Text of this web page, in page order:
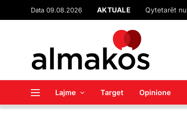
Data 09.08.2026 AKTUALE
Lajme Target Opinione